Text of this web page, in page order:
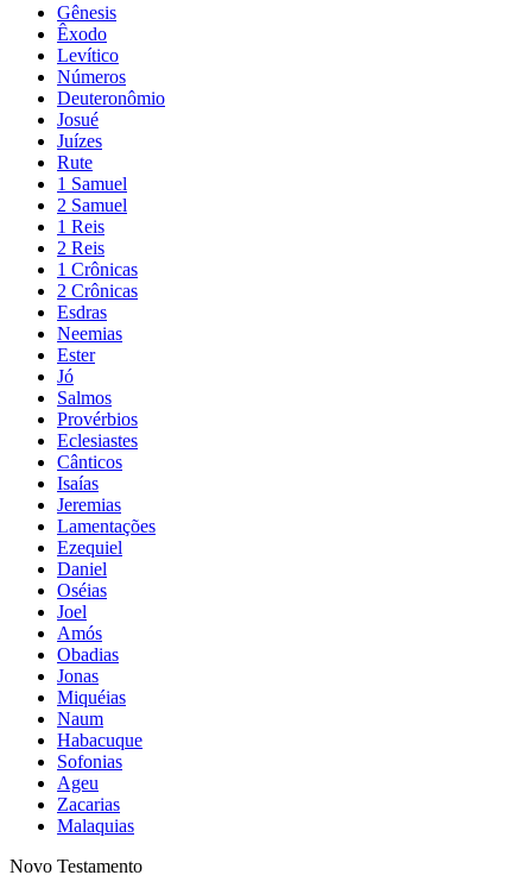
Gênesis
Êxodo
Levítico
Números
Deuteronômio
Josué
Juízes
Rute
1 Samuel
2 Samuel
1 Reis
2 Reis
1 Crônicas
2 Crônicas
Esdras
Neemias
Ester
Jó
Salmos
Provérbios
Eclesiastes
Cânticos
Isaías
Jeremias
Lamentações
Ezequiel
Daniel
Oséias
Joel
Amós
Obadias
Jonas
Miquéias
Naum
Habacuque
Sofonias
Ageu
Zacarias
Malaquias
Novo Testamento